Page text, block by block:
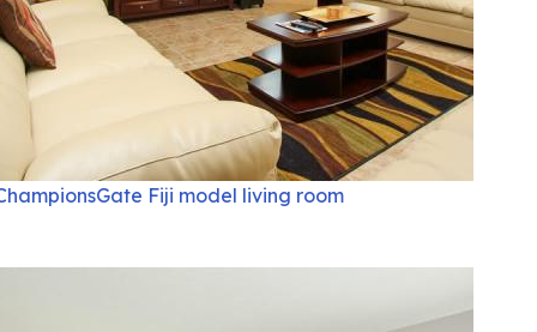
Fiji model living room